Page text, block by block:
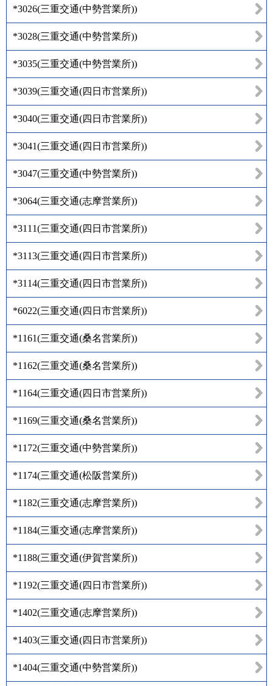
*3026(三重交通(中勢営業所))
*3028(三重交通(中勢営業所))
*3035(三重交通(中勢営業所))
*3039(三重交通(四日市営業所))
*3040(三重交通(四日市営業所))
*3041(三重交通(四日市営業所))
*3047(三重交通(中勢営業所))
*3064(三重交通(志摩営業所))
*3111(三重交通(四日市営業所))
*3113(三重交通(四日市営業所))
*3114(三重交通(四日市営業所))
*6022(三重交通(四日市営業所))
*1161(三重交通(桑名営業所))
*1162(三重交通(桑名営業所))
*1164(三重交通(四日市営業所))
*1169(三重交通(桑名営業所))
*1172(三重交通(中勢営業所))
*1174(三重交通(松阪営業所))
*1182(三重交通(志摩営業所))
*1184(三重交通(志摩営業所))
*1188(三重交通(伊賀営業所))
*1192(三重交通(四日市営業所))
*1402(三重交通(志摩営業所))
*1403(三重交通(四日市営業所))
*1404(三重交通(中勢営業所))